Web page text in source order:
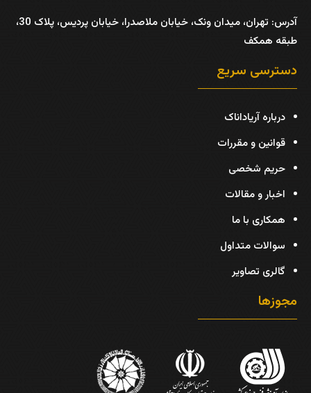
آدرس:
تهران، میدان ونک، خیابان ملاصدرا، خیابان پردیس، پلاک 30،
طبقه همکف
دسترسی سریع
درباره آریاداناک
قوانین و مقررات
حریم شخصی
اخبار و مقالات
همکاری با ما
سوالات متداول
گالری تصاویر
مجوزها